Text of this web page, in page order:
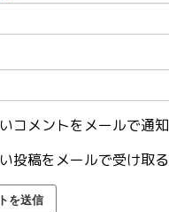
コメントをメールで通知
投稿をメールで受け取る